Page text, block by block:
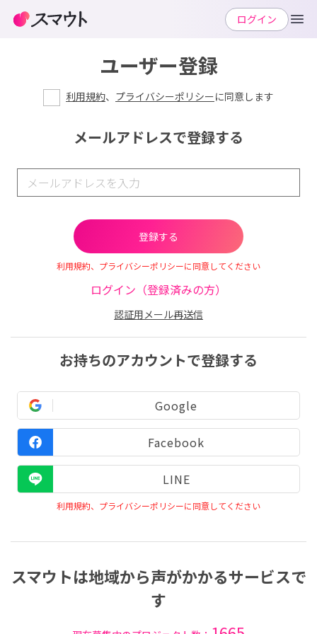
ユーザー登録
利用規約、 プライバシーポリシーに同意します
メールアドレスで登録する
利用規約、プライバシーポリシーに同意してください
ログイン（登録済みの方）
認証用メール再送信
お持ちのアカウントで登録する
Google
Facebook
LINE
利用規約、プライバシーポリシーに同意してください
スマウトは地域から声がかかるサービスで
す
ログイン